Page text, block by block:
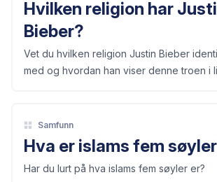
Hvilken religion har
Bieber?
Vet du hvilken religion Justin Bieber
med og hvordan han viser denne troen i
Samfunn
Hva er islams fem
Har du lurt på hva islams fem søyler er?